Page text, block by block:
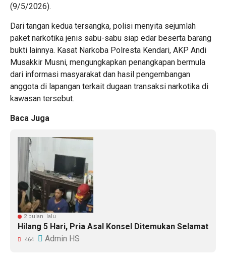
(9/5/2026).
Dari tangan kedua tersangka, polisi menyita sejumlah
paket narkotika jenis sabu-sabu siap edar beserta barang
bukti lainnya. Kasat Narkoba Polresta Kendari, AKP Andi
Musakkir Musni, mengungkapkan penangkapan bermula
dari informasi masyarakat dan hasil pengembangan
anggota di lapangan terkait dugaan transaksi narkotika di
kawasan tersebut.
Baca Juga
2 bulan lalu
Hilang 5 Hari, Pria Asal Konsel Ditemukan Selamat
464 Admin HS